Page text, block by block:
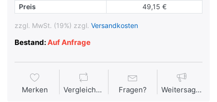
Preis
49,15 €
zzgl. MwSt. (19%) zzgl. Versandkosten
Bestand:Auf Anfrage
Merken Vergleichen Fragen? Weitersagen